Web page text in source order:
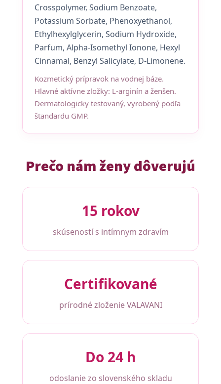
Crosspolymer, Sodium Benzoate,
Potassium Sorbate, Phenoxyethanol,
Ethylhexylglycerin, Sodium Hydroxide,
Parfum, Alpha-Isomethyl Ionone, Hexyl
Cinnamal, Benzyl Salicylate, D-Limonene.
Kozmetický prípravok na vodnej báze.
Hlavné aktívne zložky: L-arginín a ženšen.
Dermatologicky testovaný, vyrobený podľa
štandardu GMP.
Prečo nám ženy dôverujú
15 rokov
skúseností s intímnym zdravím
Certifikované
prírodné zloženie VALAVANI
Do 24 h
odoslanie zo slovenského skladu